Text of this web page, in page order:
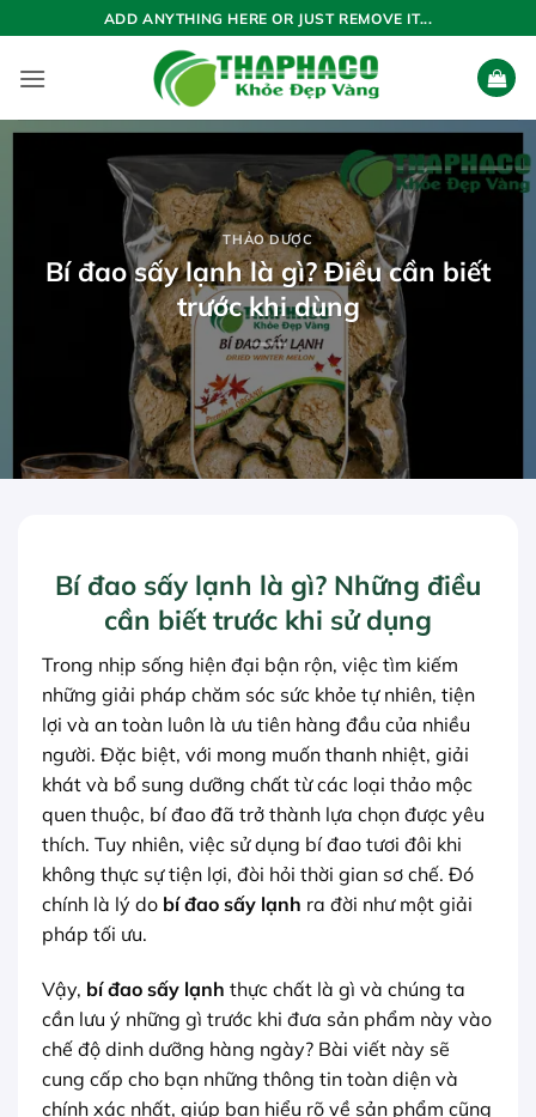
qua
nội
ADD ANYTHING HERE OR JUST REMOVE IT...
THẢO DƯỢC
Bí đao sấy lạnh là gì? Điều cần biết
trước khi dùng
Bí đao sấy lạnh là gì? Những điều
cần biết trước khi sử dụng
Trong nhịp sống hiện đại bận rộn, việc tìm kiếm
những giải pháp chăm sóc sức khỏe tự nhiên, tiện
lợi và an toàn luôn là ưu tiên hàng đầu của nhiều
người. Đặc biệt, với mong muốn thanh nhiệt, giải
khát và bổ sung dưỡng chất từ các loại thảo mộc
quen thuộc, bí đao đã trở thành lựa chọn được yêu
thích. Tuy nhiên, việc sử dụng bí đao tươi đôi khi
không thực sự tiện lợi, đòi hỏi thời gian sơ chế. Đó
chính là lý do bí đao sấy lạnh ra đời như một giải
pháp tối ưu.
Vậy, bí đao sấy lạnh thực chất là gì và chúng ta
cần lưu ý những gì trước khi đưa sản phẩm này vào
chế độ dinh dưỡng hàng ngày? Bài viết này sẽ
cung cấp cho bạn những thông tin toàn diện và
chính xác nhất, giúp bạn hiểu rõ về sản phẩm cũng